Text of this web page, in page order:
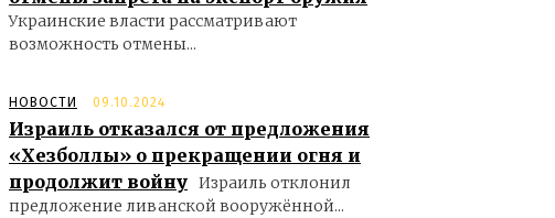
Украинские власти рассматривают
возможность отмены...
НОВОСТИ 09.10.2024
Израиль отказался от предложения
«Хезболлы» о прекращении огня и
продолжит войну Израиль отклонил
предложение ливанской вооружённой...